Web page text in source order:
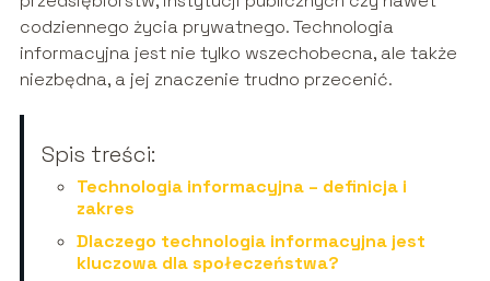
codziennego życia prywatnego. Technologia
informacyjna jest nie tylko wszechobecna, ale także
niezbędna, a jej znaczenie trudno przecenić.
Spis treści:
Technologia informacyjna – definicja i
zakres
Dlaczego technologia informacyjna jest
kluczowa dla społeczeństwa?